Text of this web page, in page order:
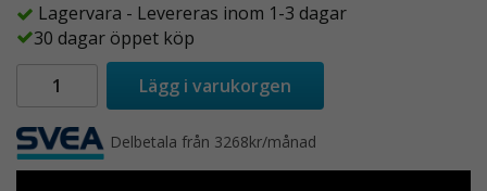
Lagervara - Levereras inom 1-3 dagar
30 dagar öppet köp
Lägg i varukorgen
Delbetala från 3268kr/månad